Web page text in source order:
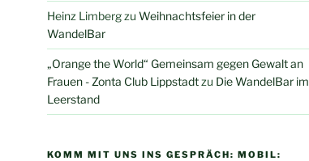
Heinz Limbergzu Weihnachtsfeier in der
WandelBar
„Orange the World“ Gemeinsam gegen Gewalt an
Frauen - Zonta Club Lippstadtzu Die WandelBar im
Leerstand
KOMM MIT UNS INS GESPRÄCH: MOBIL: